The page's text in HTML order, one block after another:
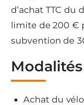
d’achat TTC du
limite de 200 €
subvention de
Modalités
Achat du